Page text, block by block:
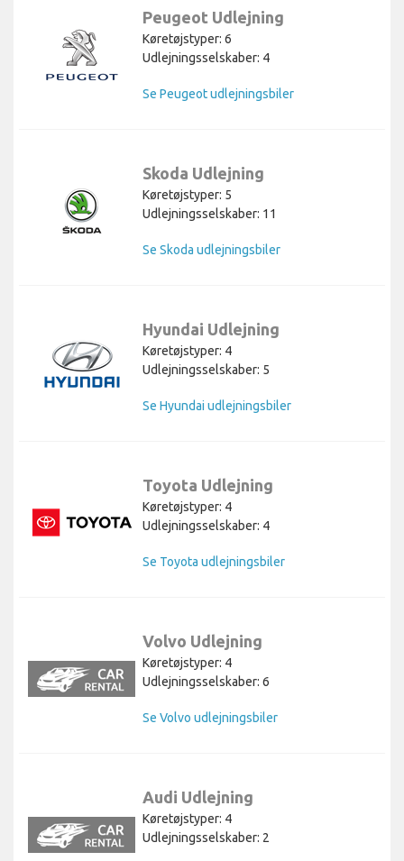
Peugeot Udlejning
Køretøjstyper: 6
Udlejningsselskaber: 4
Se Peugeot udlejningsbiler
Skoda Udlejning
Køretøjstyper: 5
Udlejningsselskaber: 11
Se Skoda udlejningsbiler
Hyundai Udlejning
Køretøjstyper: 4
Udlejningsselskaber: 5
Se Hyundai udlejningsbiler
Toyota Udlejning
Køretøjstyper: 4
Udlejningsselskaber: 4
Se Toyota udlejningsbiler
Volvo Udlejning
Køretøjstyper: 4
Udlejningsselskaber: 6
Se Volvo udlejningsbiler
Audi Udlejning
Køretøjstyper: 4
Udlejningsselskaber: 2